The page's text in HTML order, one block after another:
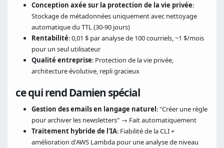
Conception axée sur la protection de la vie privée:
Stockage de métadonnées uniquement avec nettoyage
automatique du TTL (30-90 jours)
Rentabilité: 0,01 $ par analyse de 100 courriels, ~1 $/mois
pour un seul utilisateur
Qualité entreprise: Protection de la vie privée,
architecture évolutive, repli gracieux
ce qui rend Damien spécial
Gestion des emails en langage naturel: "Créer une règle
pour archiver les newsletters" → Fait automatiquement
Traitement hybride de l'IA: Fiabilité de la CLI +
amélioration d'AWS Lambda pour une analyse de niveau